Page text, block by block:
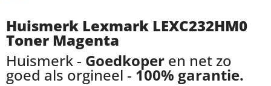
Huismerk Lexmark LEXC232HM0
Toner Magenta
Huismerk - Goedkoper en net zo
goed als orgineel - 100% garantie.